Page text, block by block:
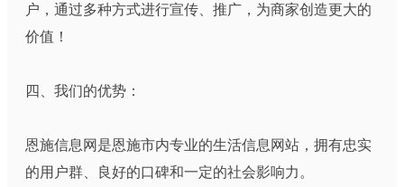
户，通过多种方式进行宣传、推广，为商家创造更大的
价值！
四、我们的优势：
恩施信息网是恩施市内专业的生活信息网站，拥有忠实
的用户群、良好的口碑和一定的社会影响力。